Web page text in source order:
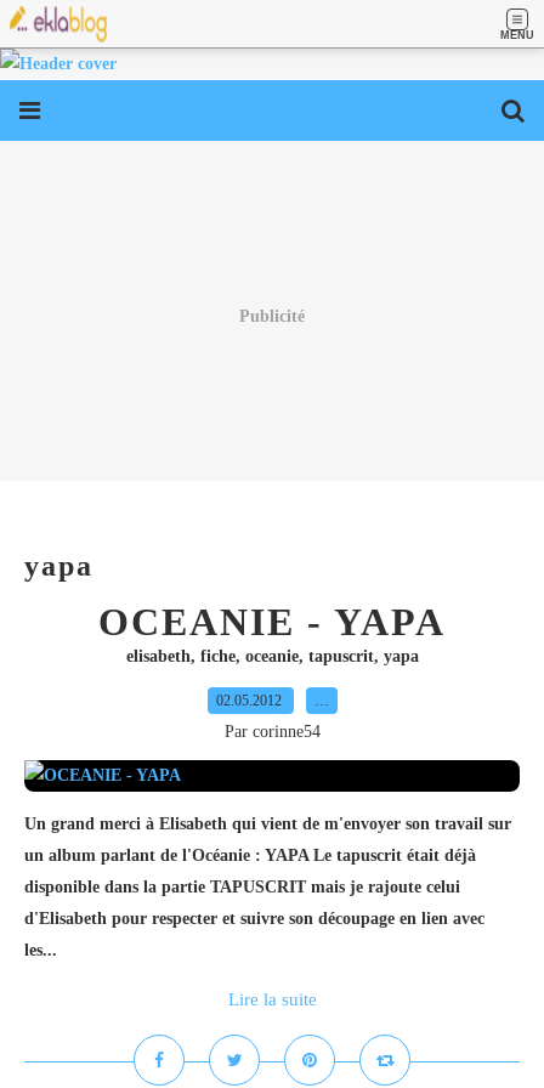
MENU
Publicité
yapa
OCEANIE - YAPA
elisabeth, fiche, oceanie, tapuscrit, yapa
02.05.2012 …
Par corinne54
Un grand merci à Elisabeth qui vient de m'envoyer son travail sur
un album parlant de l'Océanie : YAPA Le tapuscrit était déjà
disponible dans la partie TAPUSCRIT mais je rajoute celui
d'Elisabeth pour respecter et suivre son découpage en lien avec
les...
Lire la suite